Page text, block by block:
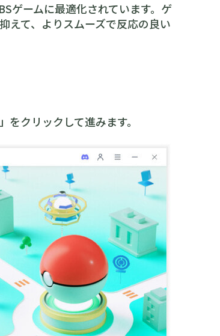
ゲームに最適化されています。ゲ
えて、よりスムーズで反応の良い
クリックして進みます。